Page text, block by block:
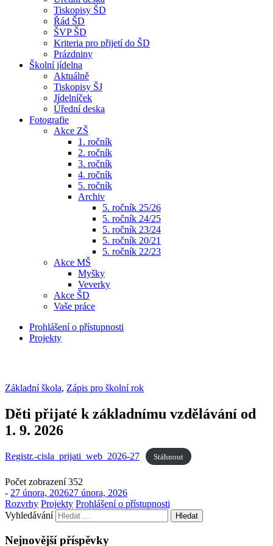
Tiskopisy ŠD
Řád ŠD
ŠVP ŠD
Kriteria pro přijetí do ŠD
Prázdniny
Školní jídelna
Aktuálně
Tiskopisy ŠJ
Jídelníček
Úřední deska
Fotografie
Akce ZŠ
1. ročník
2. ročník
3. ročník
4. ročník
5. ročník
Archiv
5. ročník 25/26
5. ročník 24/25
5. ročník 23/24
5. ročník 20/21
5. ročník 22/23
Akce MŠ
Myšky
Veverky
Akce ŠD
Vaše práce
Prohlášení o přístupnosti
Projekty
Základní škola, Zápis pro školní rok
Děti přijaté k základnímu vzdělávání od
1. 9. 2026
Registr.-cisla_prijati_web_2026-27 Stáhnout
Počet zobrazení352
- 27 února, 202627 února, 2026
Rozvrhy Projekty Prohlášení o přístupnosti
Vyhledávání
Nejnovější příspěvky